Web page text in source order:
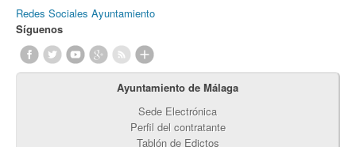
Redes Sociales Ayuntamiento
Síguenos
Ayuntamiento de Málaga
Sede Electrónica
Perfil del contratante
Tablón de Edictos